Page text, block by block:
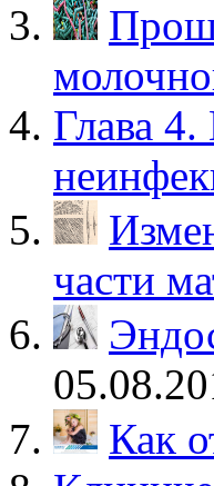
Глава
части
Как